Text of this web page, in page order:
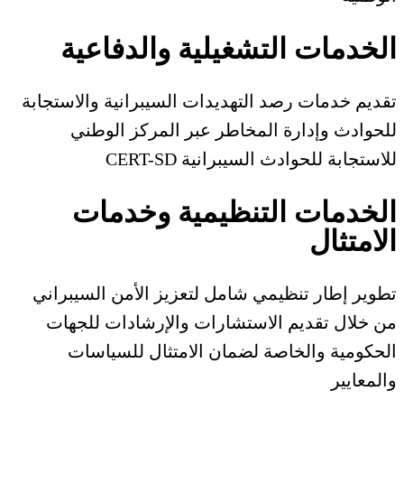
الخدمات التشغيلية والدفاعية
تقديم خدمات رصد التهديدات السيبرانية والاستجابة
للحوادث وإدارة المخاطر عبر المركز الوطني
للاستجابة للحوادث السيبرانية CERT-SD
الخدمات التنظيمية وخدمات
الامتثال
تطوير إطار تنظيمي شامل لتعزيز الأمن السيبراني
من خلال تقديم الاستشارات والإرشادات للجهات
الحكومية والخاصة لضمان الامتثال للسياسات
والمعايير